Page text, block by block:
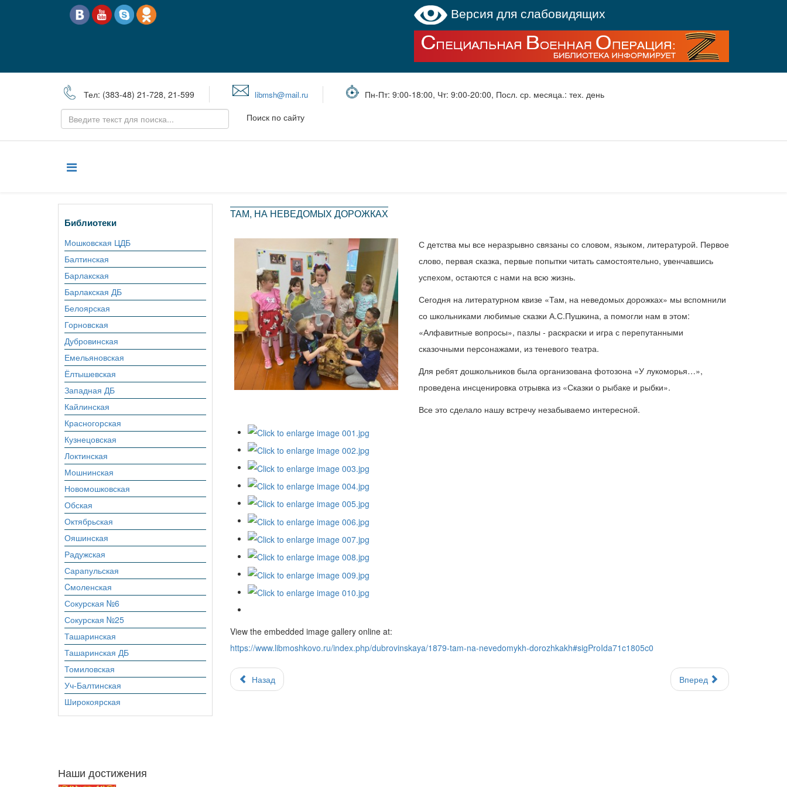
Версия для слабовидящих
Тел: (383-48) 21-728, 21-599 libmsh@mail.ru
Пн-Пт: 9:00-18:00, Чт: 9:00-20:00, Посл. ср. месяца.: тех. день
Поиск по сайту
Библиотеки
Мошковская ЦДБ
Балтинская
Барлакская
Барлакская ДБ
Белоярская
Горновская
Дубровинская
Емельяновская
Ёлтышевская
Западная ДБ
Кайлинская
Красногорская
Кузнецовская
Локтинская
Мошнинская
Новомошковская
Обская
Октябрьская
Ояшинская
Радужская
Сарапульская
Cмоленская
Сокурская №6
Сокурская №25
Ташаринская
Ташаринская ДБ
Томиловская
Уч-Балтинская
Широкоярская
ТАМ, НА НЕВЕДОМЫХ ДОРОЖКАХ
С детства мы все неразрывно связаны со словом, языком, литературой. Первое
слово, первая сказка, первые попытки читать самостоятельно, увенчавшись
успехом, остаются с нами на всю жизнь.
Сегодня на литературном квизе «Там, на неведомых дорожках» мы вспомнили
со школьниками любимые сказки А.С.Пушкина, а помогли нам в этом:
«Алфавитные вопросы», пазлы - раскраски и игра с перепутанными
сказочными персонажами, из теневого театра.
Для ребят дошкольников была организована фотозона «У лукоморья…»,
проведена инсценировка отрывка из «Сказки о рыбаке и рыбки».
Все это сделало нашу встречу незабываемо интересной.
View the embedded image gallery online at:
https://www.libmoshkovo.ru/index.php/dubrovinskaya/1879-tam-na-nevedomykh-dorozhkakh#sigProIda71c1805c0
Назад Вперед
Наши достижения